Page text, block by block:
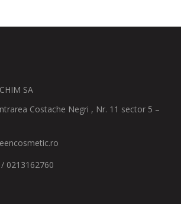
SA
Costache Negri , Nr. 11 sector 5 –
0213162760